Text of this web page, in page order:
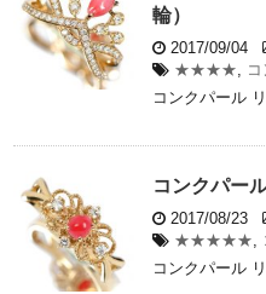
輪）
2017/09/04
★★★★,
コンクパール
コンクパー
2017/08/23
★★★★★,
コンクパール